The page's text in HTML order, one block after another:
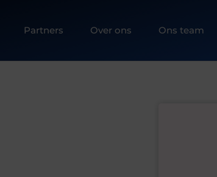
Partners Over ons Ons team